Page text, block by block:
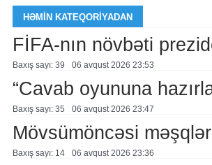
HƏMIN KATEQORIYADAN
FİFA-nın növbəti
Baxış sayı: 39 06 avqust 2026 23:53
“Cavab oyununa
Baxış sayı: 35 06 avqust 2026 23:47
Mövsümöncəsi
Baxış sayı: 14 06 avqust 2026 23:36